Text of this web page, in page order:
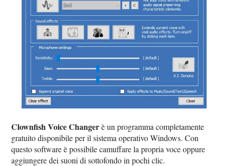
Clownfish Voice Changerè un programma completamente
gratuito disponibile per il sistema operativo Windows. Con
questo software è possibile camuffare la propria voce oppure
aggiungere dei suoni di sottofondo in pochi clic.